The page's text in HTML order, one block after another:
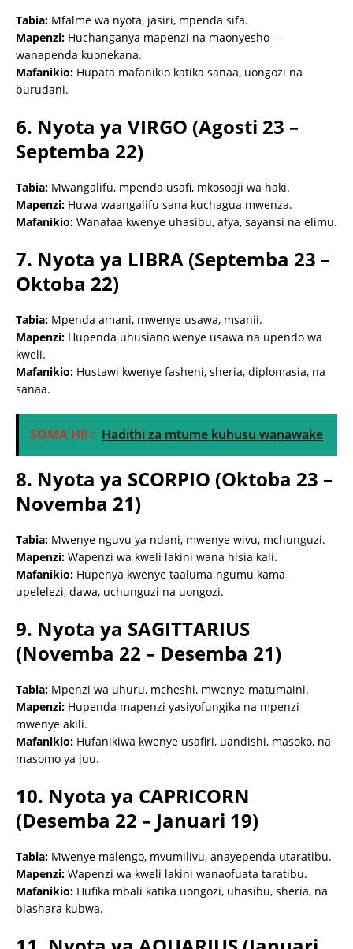
Tabia: Mfalme wa nyota, jasiri, mpenda sifa.
Mapenzi: Huchanganya mapenzi na maonyesho –
wanapenda kuonekana.
Mafanikio: Hupata mafanikio katika sanaa, uongozi na
burudani.
6. Nyota ya VIRGO (Agosti 23 –
Septemba 22)
Tabia: Mwangalifu, mpenda usafi, mkosoaji wa haki.
Mapenzi: Huwa waangalifu sana kuchagua mwenza.
Mafanikio: Wanafaa kwenye uhasibu, afya, sayansi na elimu.
7. Nyota ya LIBRA (Septemba 23 –
Oktoba 22)
Tabia: Mpenda amani, mwenye usawa, msanii.
Mapenzi: Hupenda uhusiano wenye usawa na upendo wa
kweli.
Mafanikio: Hustawi kwenye fasheni, sheria, diplomasia, na
sanaa.
SOMA HII : Hadithi za mtume kuhusu wanawake
8. Nyota ya SCORPIO (Oktoba 23 –
Novemba 21)
Tabia: Mwenye nguvu ya ndani, mwenye wivu, mchunguzi.
Mapenzi: Wapenzi wa kweli lakini wana hisia kali.
Mafanikio: Hupenya kwenye taaluma ngumu kama
upelelezi, dawa, uchunguzi na uongozi.
9. Nyota ya SAGITTARIUS
(Novemba 22 – Desemba 21)
Tabia: Mpenzi wa uhuru, mcheshi, mwenye matumaini.
Mapenzi: Hupenda mapenzi yasiyofungika na mpenzi
mwenye akili.
Mafanikio: Hufanikiwa kwenye usafiri, uandishi, masoko, na
masomo ya juu.
10. Nyota ya CAPRICORN
(Desemba 22 – Januari 19)
Tabia: Mwenye malengo, mvumilivu, anayependa utaratibu.
Mapenzi: Wapenzi wa kweli lakini wanaofuata taratibu.
Mafanikio: Hufika mbali katika uongozi, uhasibu, sheria, na
biashara kubwa.